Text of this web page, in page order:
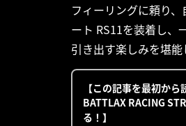
フィーリングに頼り
ート RS11を装着し、
引き出す楽しみを堪
【この記事を最初から
BATTLAX RACING
る！】